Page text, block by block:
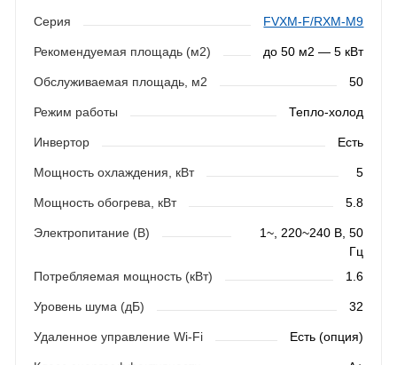
Серия FVXM-F/RXM-M9
Рекомендуемая площадь (м2) до 50 м2 — 5 кВт
Обслуживаемая площадь, м2 50
Режим работы Тепло-холод
Инвертор Есть
Мощность охлаждения, кВт 5
Мощность обогрева, кВт 5.8
Электропитание (В)
1~, 220~240 В, 50
Гц
Потребляемая мощность (кВт)
1.6
Уровень шума (дБ) 32
Удаленное управление Wi-Fi Есть (опция)